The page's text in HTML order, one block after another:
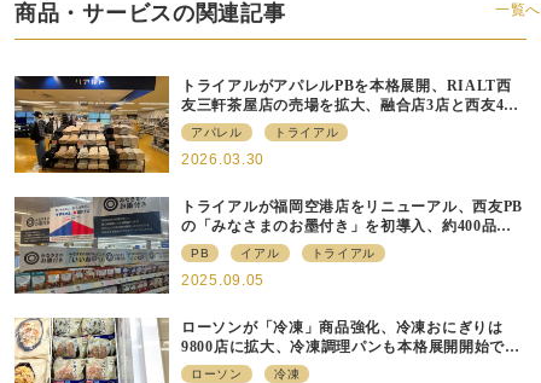
商品・サービスの関連記事 一覧へ
トライアルがアパレルPBを本格展開、RIALT西
友三軒茶屋店の売場を拡大、融合店3店と西友40
店にも商品導入へ
アパレル トライアル
2026.03.30
トライアルが福岡空港店をリニューアル、⻄友PB
の「みなさまのお墨付き」を初導⼊、約400品⽬
を販売
PB イアル トライアル
2025.09.05
ローソンが「冷凍」商品強化、冷凍おにぎりは
9800店に拡大、冷凍調理パンも本格展開開始で約
700店での展開へ
ローソン 冷凍